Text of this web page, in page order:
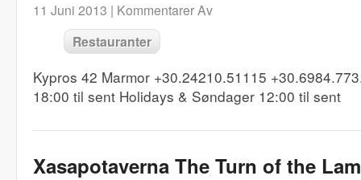
11 Juni 2013 | Kommentarer Av
Restauranter
Kypros 42 Marmor +30.24210.51115
18:00 til sent Holidays & Søndager 12:00 til sent
Xasapotaverna The Turn of the